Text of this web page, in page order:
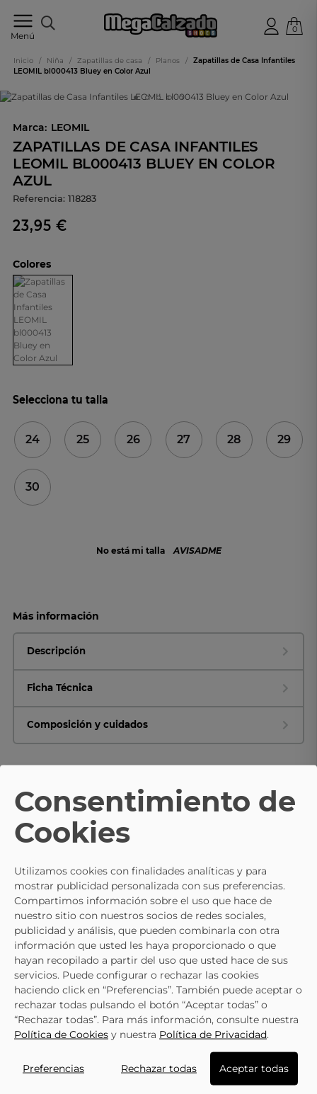
Menú
online
0
Inicio / Niña / Zapatillas de casa / Planos /
Zapatillas de Casa Infantiles
LEOMIL bl000413 Bluey en Color Azul
Marca: LEOMIL
ZAPATILLAS DE CASA INFANTILES
LEOMIL BL000413 BLUEY EN COLOR
AZUL
Referencia: 118283
23,95 €
Colores
Selecciona tu talla
24 25 26 27 28 29
30
No está mi talla AVISADME
Más información
Descripción
Ficha Técnica
Composición y cuidados
TE PUEDE INTERESAR
Zapatillas De Casa Super Mario
LEOMIL MB001469
15,95 € 17,95 €
Zapatillas De Casa Barbie
BA002623 Rosas
15,95 € 17,95 €
Consentimiento de
Cookies
Utilizamos cookies con finalidades analíticas y para
mostrar publicidad personalizada con sus preferencias.
Compartimos información sobre el uso que hace de
nuestro sitio con nuestros socios de redes sociales,
publicidad y análisis, que pueden combinarla con otra
información que usted les haya proporcionado o que
hayan recopilado a partir del uso que usted hace de sus
servicios. Puede configurar o rechazar las cookies
haciendo click en “Preferencias”. También puede aceptar o
rechazar todas pulsando el botón “Aceptar todas” o
“Rechazar todas”. Para más información, consulte nuestra
Política de Cookies y nuestra Política de Privacidad.
Preferencias Rechazar todas Aceptar todas